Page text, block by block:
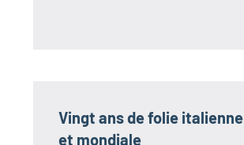
Vingt ans de folie italienne
et mondiale